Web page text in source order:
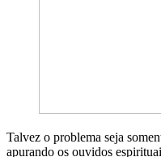
Talvez o problema seja
apurando os ouvidos